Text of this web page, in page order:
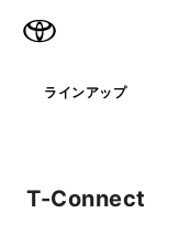
ラインアップ
T-Connect